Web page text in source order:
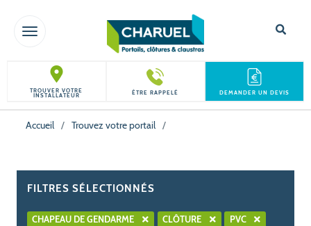
TOGGLE NAVIGATION
TROUVER VOTRE
INSTALLATEUR ÊTRE RAPPELÉ DEMANDER UN DEVIS
Accueil / Trouvez votre portail /
FILTRES SÉLECTIONNÉS
CHAPEAU DE GENDARME CLÔTURE PVC